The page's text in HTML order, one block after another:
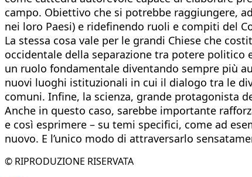
campo. Obiettivo che si potrebbe raggiungere,
nei loro Paesi) e ridefinendo ruoli e compiti del
La stessa cosa vale per le grandi Chiese che
occidentale della separazione tra potere politico
un ruolo fondamentale diventando sempre più
nuovi luoghi istituzionali in cui il dialogo tra le
comuni. Infine, la scienza, grande protagonista
Anche in questo caso, sarebbe importante
e così esprimere – su temi specifici, come ad
nuovo. E l’unico modo di attraversarlo
© RIPRODUZIONE RISERVATA